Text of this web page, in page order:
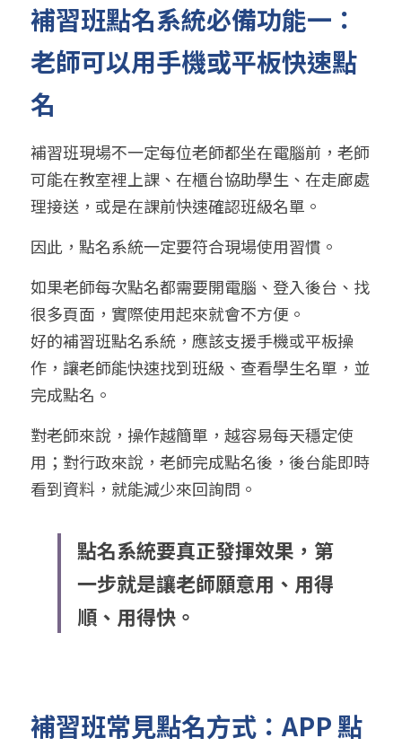
補習班點名系統必備功能一：
老師可以用手機或平板快速點
名
補習班現場不一定每位老師都坐在電腦前，老師
可能在教室裡上課、在櫃台協助學生、在走廊處
理接送，或是在課前快速確認班級名單。
因此，點名系統一定要符合現場使用習慣。
如果老師每次點名都需要開電腦、登入後台、找
很多頁面，實際使用起來就會不方便。
好的補習班點名系統，應該支援手機或平板操
作，讓老師能快速找到班級、查看學生名單，並
完成點名。
對老師來說，操作越簡單，越容易每天穩定使
用；對行政來說，老師完成點名後，後台能即時
看到資料，就能減少來回詢問。
點名系統要真正發揮效果，第
一步就是讓老師願意用、用得
順、用得快。
補習班常見點名方式：APP 點